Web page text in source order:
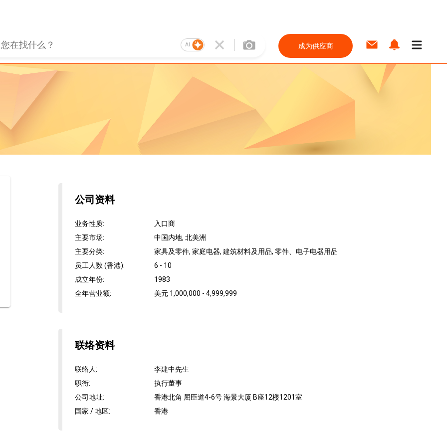
AI 成为供应商
公司资料
业务性质:
入口商
主要市场:
中国内地, 北美洲
主要分类:
家具及零件, 家庭电器, 建筑材料及用品, 零件、电子电器用品
员工人数 (香港):
6 - 10
成立年份:
1983
全年营业额: 美元 1,000,000 - 4,999,999
联络资料
联络人:
李建中先生
职衔:
执行董事
公司地址:
香港北角 屈臣道4-6号 海景大厦 B座12楼1201室
国家 / 地区: 香港